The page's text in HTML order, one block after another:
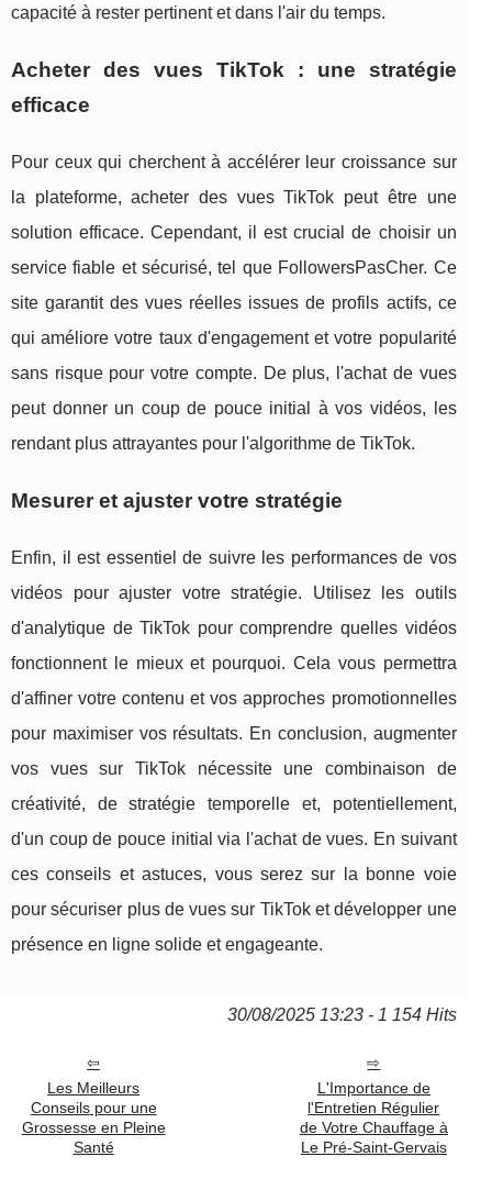
capacité à rester pertinent et dans l'air du temps.
Acheter des vues TikTok : une stratégie
efficace
Pour ceux qui cherchent à accélérer leur croissance sur
la plateforme, acheter des vues TikTok peut être une
solution efficace. Cependant, il est crucial de choisir un
service fiable et sécurisé, tel que FollowersPasCher. Ce
site garantit des vues réelles issues de profils actifs, ce
qui améliore votre taux d'engagement et votre popularité
sans risque pour votre compte. De plus, l'achat de vues
peut donner un coup de pouce initial à vos vidéos, les
rendant plus attrayantes pour l'algorithme de TikTok.
Mesurer et ajuster votre stratégie
Enfin, il est essentiel de suivre les performances de vos
vidéos pour ajuster votre stratégie. Utilisez les outils
d'analytique de TikTok pour comprendre quelles vidéos
fonctionnent le mieux et pourquoi. Cela vous permettra
d'affiner votre contenu et vos approches promotionnelles
pour maximiser vos résultats. En conclusion, augmenter
vos vues sur TikTok nécessite une combinaison de
créativité, de stratégie temporelle et, potentiellement,
d'un coup de pouce initial via l'achat de vues. En suivant
ces conseils et astuces, vous serez sur la bonne voie
pour sécuriser plus de vues sur TikTok et développer une
présence en ligne solide et engageante.
30/08/2025 13:23 - 1 154 Hits
Les Meilleurs
Conseils pour une
Grossesse en Pleine
Santé
L'Importance de
l'Entretien Régulier
de Votre Chauffage à
Le Pré-Saint-Gervais